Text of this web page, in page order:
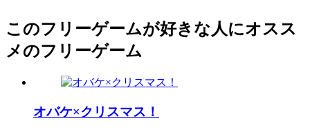
このフリーゲームが好きな人にオスス
メのフリーゲーム
オバケ×クリスマス！